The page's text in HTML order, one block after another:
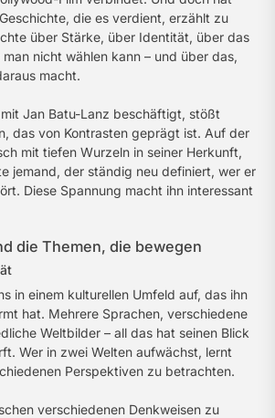
die es verdient, erzählt zu
über Stärke, über Identität, über das
nicht wählen kann – und über das,
macht.
Jan Batu-Lanz beschäftigt, stößt
das von Kontrasten geprägt ist. Auf der
mit tiefen Wurzeln in seiner Herkunft,
jemand, der ständig neu definiert, wer er
Diese Spannung macht ihn interessant
die Themen, die bewegen
in einem kulturellen Umfeld auf, das ihn
hat. Mehrere Sprachen, verschiedene
Weltbilder – all das hat seinen Blick
Wer in zwei Welten aufwächst, lernt
Perspektiven zu betrachten.
verschiedenen Denkweisen zu